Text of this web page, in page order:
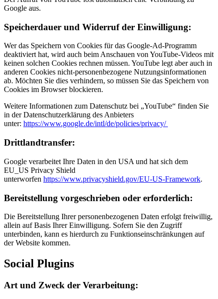
Google aus.
Speicherdauer und Widerruf der Einwilligung:
Wer das Speichern von Cookies für das Google-Ad-Programm
deaktiviert hat, wird auch beim Anschauen von YouTube-Videos mit
keinen solchen Cookies rechnen müssen. YouTube legt aber auch in
anderen Cookies nicht-personenbezogene Nutzungsinformationen
ab. Möchten Sie dies verhindern, so müssen Sie das Speichern von
Cookies im Browser blockieren.
Weitere Informationen zum Datenschutz bei „YouTube“ finden Sie
in der Datenschutzerklärung des Anbieters
unter: https://www.google.de/intl/de/policies/privacy/
Drittlandtransfer:
Google verarbeitet Ihre Daten in den USA und hat sich dem
EU_US Privacy Shield
unterworfen https://www.privacyshield.gov/EU-US-Framework.
Bereitstellung vorgeschrieben oder erforderlich:
Die Bereitstellung Ihrer personenbezogenen Daten erfolgt freiwillig,
allein auf Basis Ihrer Einwilligung. Sofern Sie den Zugriff
unterbinden, kann es hierdurch zu Funktionseinschränkungen auf
der Website kommen.
Social Plugins
Art und Zweck der Verarbeitung: